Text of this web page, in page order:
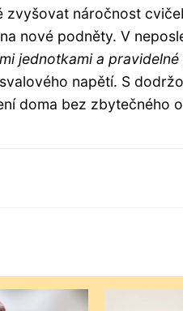
náročnost
nové podněty. V
jednotkami a
napětí. S
doma bez zbytečného